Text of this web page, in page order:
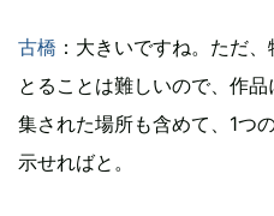
古橋 ：大きいですね。ただ
とることは難しいので、作
集された場所も含めて、1つ
示せればと。